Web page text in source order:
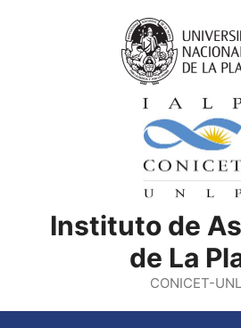
Instituto de
de La
CONICET-